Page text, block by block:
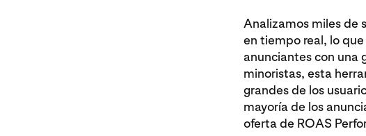
Analizamos miles de
en tiempo real, lo
anunciantes con una
minoristas, esta
grandes de los
mayoría de los
oferta de ROAS